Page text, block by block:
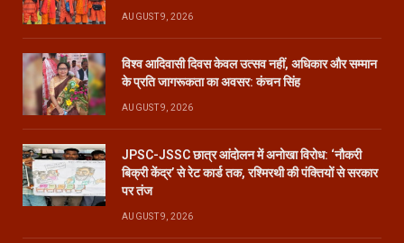
AUGUST 9, 2026
विश्व आदिवासी दिवस केवल उत्सव नहीं, अधिकार और सम्मान
के प्रति जागरूकता का अवसर: कंचन सिंह
AUGUST 9, 2026
JPSC-JSSC छात्र आंदोलन में अनोखा विरोध: ‘नौकरी
बिक्री केंद्र’ से रेट कार्ड तक, रश्मिरथी की पंक्तियों से सरकार
पर तंज
AUGUST 9, 2026